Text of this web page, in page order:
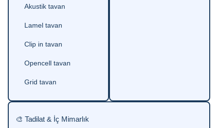
Akustik tavan
Lamel tavan
Clip in tavan
Opencell tavan
Grid tavan
🎨 Tadilat & İç Mimarlık